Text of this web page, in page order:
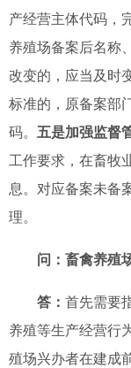
产经营主体代码，
养殖场备案后名称
改变的，应当及时
标准的，原备案部
码。 五是加强监督
工作要求，在畜牧
息。对应备案未备
理。
问： 畜禽养殖
答： 首先需要
养殖等生产经营行
殖场兴办者在建成